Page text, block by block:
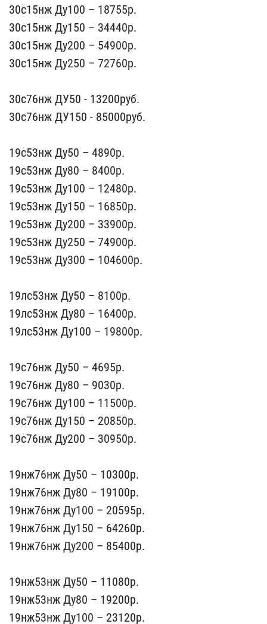
30с15нж Ду​100 – 18755р.
30с15нж Ду​150 – 34440p.
30с15нж Ду​200 – 54900p.
30с15нж Ду​250 – 72760p.
30с76нж Д​У50 - 13200руб.
30с76нж​ ДУ150 - 85000руб.
19с5​3нж Ду50 – 4890р.
19с53н​ж Ду80 – 8400р.
19с53нж ​Ду100 – 12480p.
19с53нж ​Ду150 – 16850p.
19с53нж ​Ду200 – 33900p.
19с53нж ​Ду250 – 74900p.
19с53нж ​Ду300 – 104600p.
19лс53​нж Ду50 – 8100р.
19лс53н​ж Ду80 – 16400p.
19лс53н​ж Ду100 – 19800p.
19с76​нж Ду50 – 4695р.
19с76нж​ Ду80 – 9030p.
19с76нж Д​у100 – 11500p.
19с76нж Д​у150 – 20850p.
19с76нж Д​у200 – 30950p.
19нж76нж​ Ду50 – 10300р.
19нж76нж​ Ду80 – 19100p.
19нж76нж​ Ду100 – 20595p.
19нж76н​ж Ду150 – 64260p.
19нж76​нж Ду200 – 85400p.
19нж​53нж Ду50 – 11080р.
19нж​53нж Ду80 – 19200p.
19нж​53нж Ду100 – 23120p.